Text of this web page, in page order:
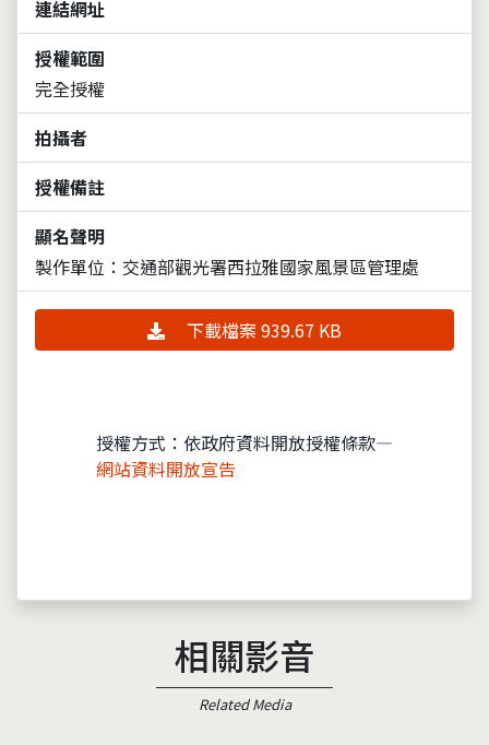
連結網址
授權範圍
完全授權
拍攝者
授權備註
顯名聲明
製作單位：交通部觀光署西拉雅國家風景區管理處
下載檔案 939.67 KB
授權方式：依政府資料開放授權條款—
網站資料開放宣告
相關影音
Related Media